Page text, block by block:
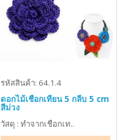
รหัสสินค้า: 64.1.4
ดอกไม้เชือกเทียน 5 กลีบ 5 cm
สีม่วง
วัสดุ : ทำจากเชือกเท..